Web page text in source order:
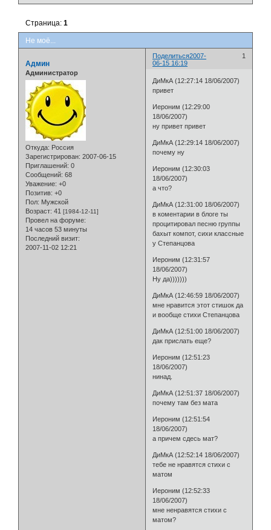
Не моё...
Страница:1
Поделиться 1
2007-
06-15 16:19
Админ
Администратор
Откуда: Россия
Зарегистрирован: 2007-06-15
Приглашений: 0
Сообщений: 68
Уважение: +0
Позитив: +0
Пол: Мужской
Возраст: 41 [1984-12-11]
Провел на форуме:
14 часов 53 минуты
Последний визит:
2007-11-02 12:21
ДиМкА (12:27:14 18/06/2007)
привет
Иероним (12:29:00
18/06/2007)
ну привет привет
ДиМкА (12:29:14 18/06/2007)
почему ну
Иероним (12:30:03
18/06/2007)
а что?
ДиМкА (12:31:00 18/06/2007)
в коментарии в блоге ты
процитировал песню группы
бахыт компот, сихи классные
у Степанцова
Иероним (12:31:57
18/06/2007)
Ну да)))))))
ДиМкА (12:46:59 18/06/2007)
мне нравится этот стишок да
и вообще стихи Степанцова
ДиМкА (12:51:00 18/06/2007)
дак прислать еще?
Иероним (12:51:23
18/06/2007)
нинад.
ДиМкА (12:51:37 18/06/2007)
почему там без мата
Иероним (12:51:54
18/06/2007)
а причем сдесь мат?
ДиМкА (12:52:14 18/06/2007)
тебе не нравятся стихи с
матом
Иероним (12:52:33
18/06/2007)
мне ненравятся стихи с
матом?